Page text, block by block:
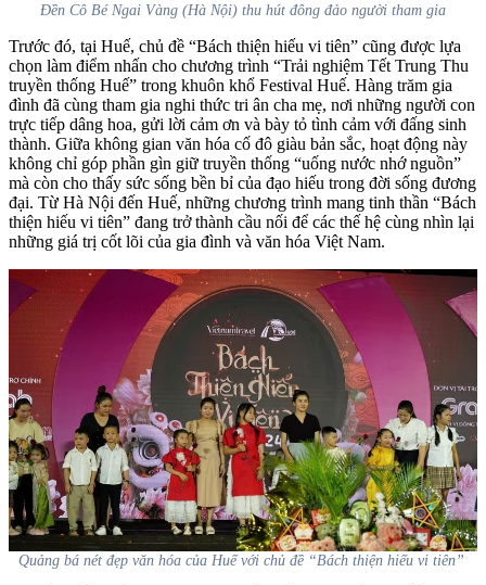
Đền Cô Bé Ngai Vàng (Hà Nội) thu hút đông đảo người tham gia
Trước đó, tại Huế, chủ đề “Bách thiện hiếu vi tiên” cũng được lựa
chọn làm điểm nhấn cho chương trình “Trải nghiệm Tết Trung Thu
truyền thống Huế” trong khuôn khổ Festival Huế. Hàng trăm gia
đình đã cùng tham gia nghi thức tri ân cha mẹ, nơi những người con
trực tiếp dâng hoa, gửi lời cảm ơn và bày tỏ tình cảm với đấng sinh
thành. Giữa không gian văn hóa cố đô giàu bản sắc, hoạt động này
không chỉ góp phần gìn giữ truyền thống “uống nước nhớ nguồn”
mà còn cho thấy sức sống bền bỉ của đạo hiếu trong đời sống đương
đại. Từ Hà Nội đến Huế, những chương trình mang tinh thần “Bách
thiện hiếu vi tiên” đang trở thành cầu nối để các thế hệ cùng nhìn lại
những giá trị cốt lõi của gia đình và văn hóa Việt Nam.
Quảng bá nét đẹp văn hóa của Huế với chủ đề “Bách thiện hiếu vi tiên”